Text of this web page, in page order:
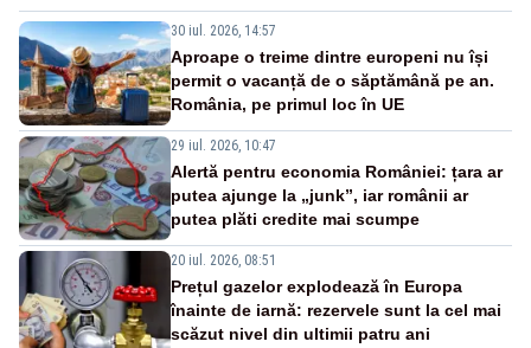
30 iul. 2026, 14:57
Aproape o treime dintre europeni nu își
permit o vacanță de o săptămână pe an.
România, pe primul loc în UE
29 iul. 2026, 10:47
Alertă pentru economia României: țara ar
putea ajunge la „junk”, iar românii ar
putea plăti credite mai scumpe
20 iul. 2026, 08:51
Prețul gazelor explodează în Europa
înainte de iarnă: rezervele sunt la cel mai
scăzut nivel din ultimii patru ani